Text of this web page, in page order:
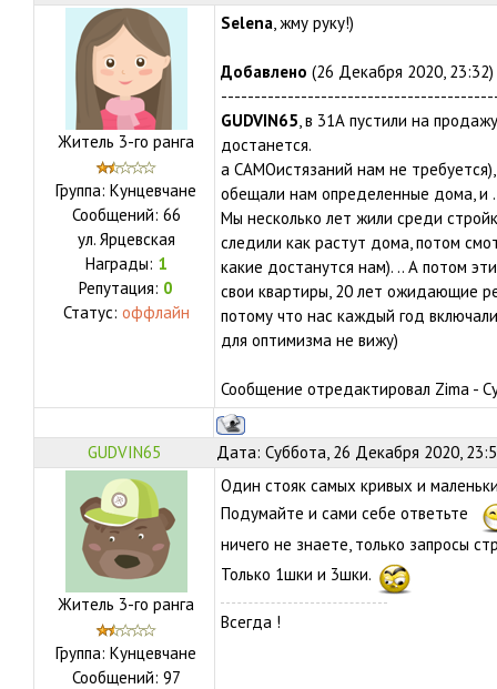
Житель 3-го ранга
Группа: Кунцевчане
Сообщений: 66
ул. Ярцевская
Награды: 1
Репутация: 0
Статус: оффлайн
Selena, жму руку!)
Добавлено (26 Декабря 2020, 23:32)
GUDVIN65, в 31А пустили на
достанется.
а САМОистязаний нам не
обещали нам определенные дома, и
Мы несколько лет жили среди
следили как растут дома, потом
какие достанутся нам). .. А потом
свои квартиры, 20 лет ожидающие
потому что нас каждый год
для оптимизма не вижу)
Сообщение отредактировал Zima -
GUDVIN65 Дата: Суббота, 26 Декабря 2020,
Житель 3-го ранга
Группа: Кунцевчане
Сообщений: 97
Один стояк самых кривых и
Подумайте и сами себе ответьте
ничего не знаете, только
Только 1шки и 3шки.
Всегда !